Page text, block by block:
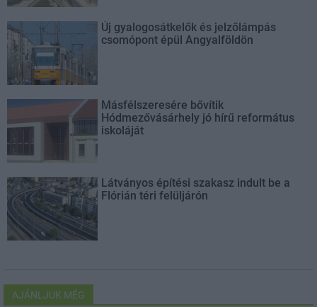
Új gyalogosátkelők és jelzőlámpás
csomópont épül Angyalföldön
Másfélszeresére bővítik
Hódmezővásárhely jó hírű református
iskoláját
Látványos építési szakasz indult be a
Flórián téri felüljárón
AJÁNLJUK MÉG